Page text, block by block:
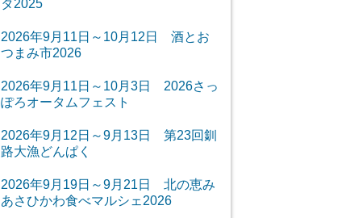
タ2025
2026年9月11日～10月12日 酒とお
つまみ市2026
2026年9月11日～10月3日 2026さっ
ぽろオータムフェスト
2026年9月12日～9月13日 第23回釧
路大漁どんぱく
2026年9月19日～9月21日 北の恵み
あさひかわ食べマルシェ2026